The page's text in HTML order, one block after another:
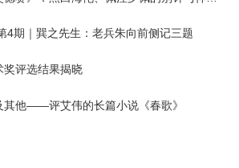
4期｜巽之先生：老兵朱向前侧记三题
奖评选结果揭晓
其他——评艾伟的长篇小说《春歌》